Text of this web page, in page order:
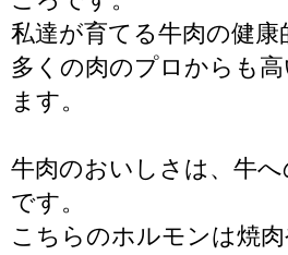
私達が育てる牛肉の健康
多くの肉のプロからも
ます。
牛肉のおいしさは、牛
です。
こちらのホルモンは焼